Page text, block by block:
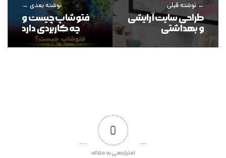
نوشته قبلی
طراحی سایت آرایشی
و بهداشتی
نوشته بعدی
فتوشاپ چیست و
چه کاربردی دارد
0
امتیازدهی به مقاله